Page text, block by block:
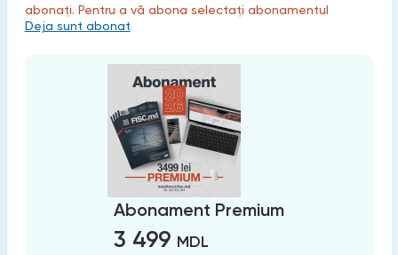
abonați. Pentru a vă abona selectați abonamentul
Deja sunt abonat
Abonament Premium
3 499 MDL